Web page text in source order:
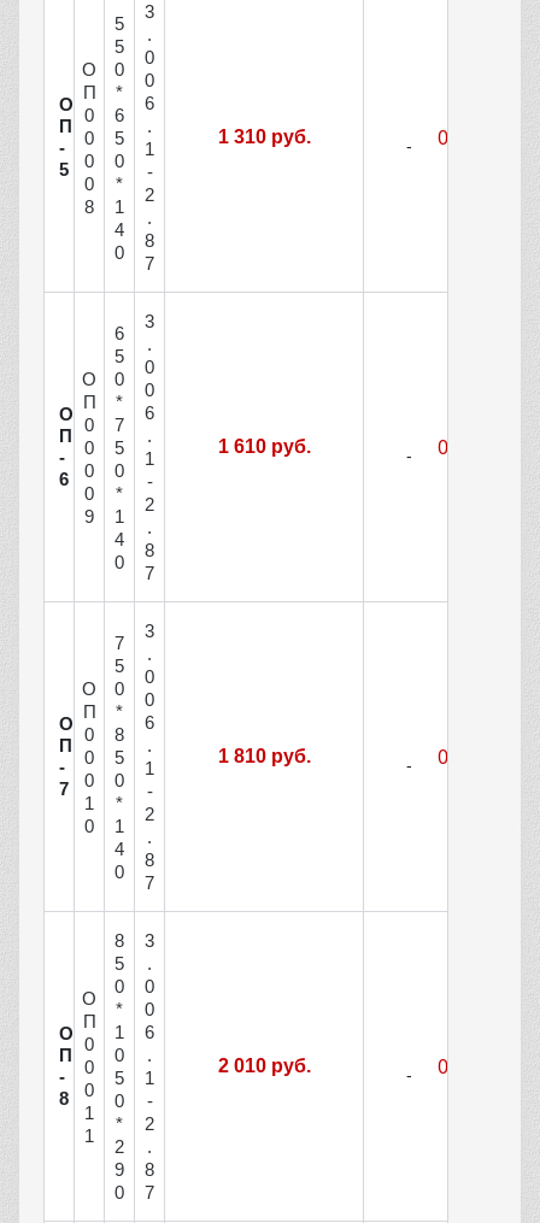
О
П
-
5
О
П
0
0
0
0
8
5
5
0
*
6
5
0
*
1
4
0
3
.
0
0
6
.
1
-
2
.
8
7
1 310 руб.
О
П
-
6
О
П
0
0
0
0
9
6
5
0
*
7
5
0
*
1
4
0
3
.
0
0
6
.
1
-
2
.
8
7
1 610 руб.
О
П
-
7
О
П
0
0
0
1
0
7
5
0
*
8
5
0
*
1
4
0
3
.
0
0
6
.
1
-
2
.
8
7
1 810 руб.
О
П
-
8
О
П
0
0
0
1
1
8
5
0
*
1
0
5
0
*
2
9
0
3
.
0
0
6
.
1
-
2
.
8
7
2 010 руб.